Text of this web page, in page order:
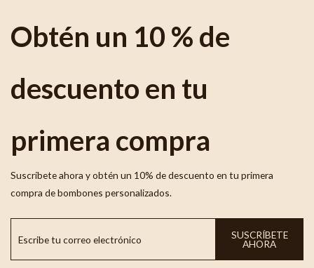
Obtén un 10 % de
descuento en tu
primera compra
Suscríbete ahora y obtén un 10% de descuento en tu primera
compra de bombones personalizados.
SUSCRÍBETE
AHORA